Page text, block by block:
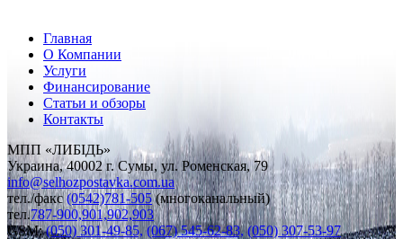
Главная
О Компании
Услуги
Финансирование
Статьи и обзоры
Контакты
МПП «ЛИБІДЬ»
Украина, 40002 г. Сумы, ул. Роменская, 79
info@selhozpostavka.com.ua
тел./факс (0542)781-505 (многоканальный)
тел.787-900,901,902,903
GSM:(050) 301-49-85, (067) 545-62-83, (050) 307-53-97